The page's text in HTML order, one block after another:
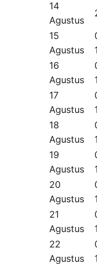
14
Agustus
15
Agustus
16
Agustus
17
Agustus
18
Agustus
19
Agustus
20
Agustus
21
Agustus
22
Agustus